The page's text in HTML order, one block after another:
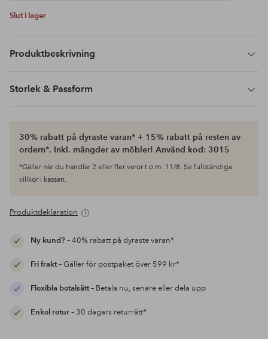
Slut i lager
Produktbeskrivning
Storlek & Passform
30% rabatt på dyraste varan* + 15% rabatt på resten av
ordern*. Inkl. mängder av möbler! Använd kod: 3015
*Gäller när du handlar 2 eller fler varor t.o.m. 11/8. Se fullständiga
villkor i kassan.
Produktdeklaration
Ny kund?– 40% rabatt på dyraste varan*
Fri frakt– Gäller för postpaket över 599 kr*
Flexibla betalsätt– Betala nu, senare eller dela upp
Enkel retur– 30 dagars returrätt*